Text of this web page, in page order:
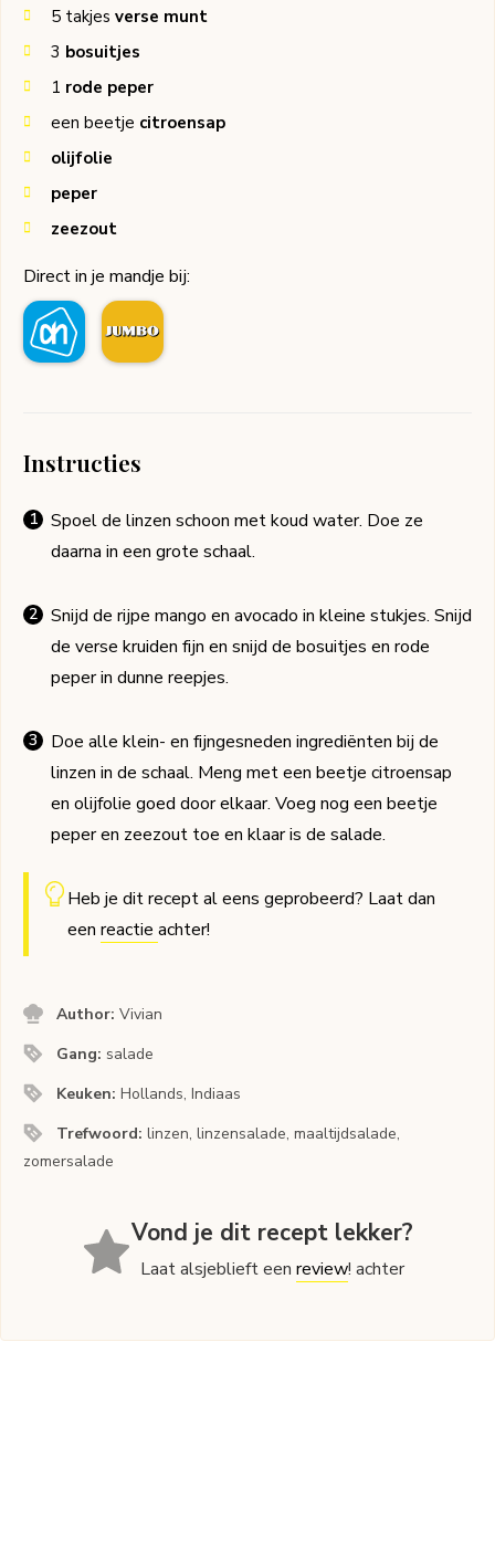
5 takjes verse munt
3 bosuitjes
1 rode peper
een beetje citroensap
olijfolie
peper
zeezout
Direct in je mandje bij:
Instructies
Spoel de linzen schoon met koud water. Doe ze
daarna in een grote schaal.
Snijd de rijpe mango en avocado in kleine stukjes. Snijd
de verse kruiden fijn en snijd de bosuitjes en rode
peper in dunne reepjes.
Doe alle klein- en fijngesneden ingrediënten bij de
linzen in de schaal. Meng met een beetje citroensap
en olijfolie goed door elkaar. Voeg nog een beetje
peper en zeezout toe en klaar is de salade.
Heb je dit recept al eens geprobeerd? Laat dan
een reactie achter!
Author:Vivian
Gang: salade
Keuken:Hollands, Indiaas
Trefwoord:linzen, linzensalade, maaltijdsalade,
zomersalade
Vond je dit recept lekker?
Laat alsjeblieft eenreview! achter